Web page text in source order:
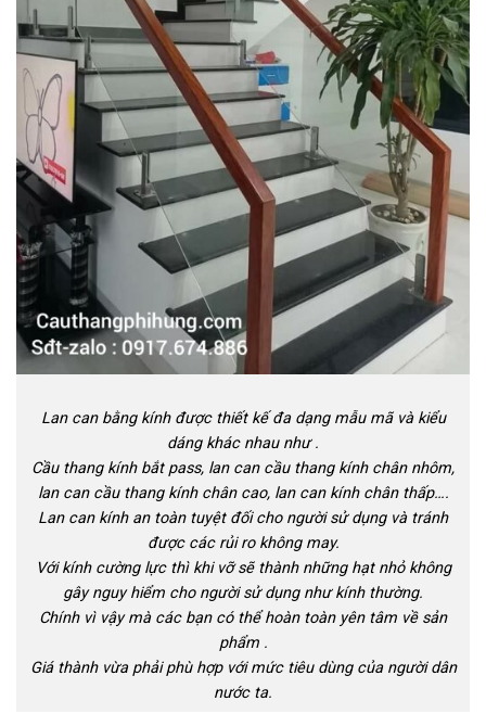
Lan can bằng kính được thiết kế đa dạng mẫu mã và kiểu
dáng khác nhau như .
Cầu thang kính bắt pass, lan can cầu thang kính chân nhôm,
lan can cầu thang kính chân cao, lan can kính chân thấp….
Lan can kính an toàn tuyệt đối cho người sử dụng và tránh
được các rủi ro không may.
Với kính cường lực thì khi vỡ sẽ thành những hạt nhỏ không
gây nguy hiểm cho người sử dụng như kính thường.
Chính vì vậy mà các bạn có thể hoàn toàn yên tâm về sản
phẩm .
Giá thành vừa phải phù hợp với mức tiêu dùng của người dân
nước ta.